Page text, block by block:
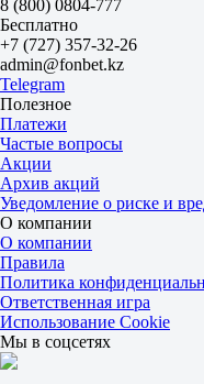
Международные
1
Х
2
Таммара Тибо
-
Десли Робинсон
9 августа в 02:00
1.20
27.00
4.20
Чернека Джонсон
-
Дина Торслунд
9 августа в 04:00
1.80
16.00
2.03
Женщины. 8 раундов по 2
8 (800) 0804-777
Бесплатно
+7 (727) 357-32-26
admin@fonbet.kz
Telegram
Полезное
Платежи
Частые вопросы
Акции
Архив акций
Уведомление о риске и
О компании
О компании
Правила
Политика
Ответственная игра
Использование Cookie
Мы в соцсетях